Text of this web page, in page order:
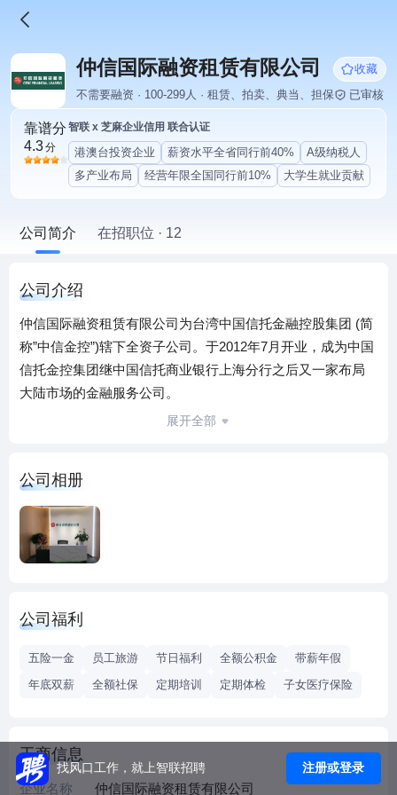
仲信国际融资租赁有限公司
收藏
不需要融资 · 100-299人 · 租赁、拍卖、典当、担保
已审核
靠谱分
4.3分
智联 x 芝麻企业信用 联合认证
港澳台投资企业 薪资水平全省同行前40%
A级纳税人
多产业布局
经营年限全国同行前10% 大学生就业贡献
公司简介 在招职位 · 12
公司介绍
仲信国际融资租赁有限公司为台湾中国信托金融控股集团 (简
称”中信金控”)辖下全资子公司。于2012年7月开业，成为中国
信托金控集团继中国信托商业银行上海分行之后又一家布局
大陆市场的金融服务公司。
仲信租赁总部位于上海市长宁区大虹桥商务区，2022年注册
综合性的金融服务。公司以『服务实体经济，支持具技术创
新及核心竞争力之民营企业、产业供应链』为战略布局，聚
焦深耕经营。跟随中国制造2025十大重点领域，在长江经济
带重点城市设立的营业据点有:上海、苏州、南京、宁波、武
展开全部
公司相册
公司福利
五险一金 员工旅游 节日福利 全额公积金
带薪年假
年底双薪
全额社保 定期培训 定期体检 子女医疗保险
工商信息
企业名称 仲信国际融资租赁有限公司
找风口工作，就上智联招聘 注册或登录